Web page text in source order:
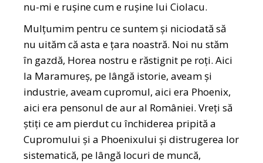
nu-mi e rușine cum e rușine lui Ciolacu.
Mulțumim pentru ce suntem și niciodată să
nu uităm că asta e țara noastră. Noi nu stăm
în gazdă, Horea nostru e răstignit pe roți. Aici
la Maramureș, pe lângă istorie, aveam și
industrie, aveam cupromul, aici era Phoenix,
aici era pensonul de aur al României. Vreți să
știți ce am pierdut cu închiderea pripită a
Cupromului și a Phoenixului și distrugerea lor
sistematică, pe lângă locuri de muncă,